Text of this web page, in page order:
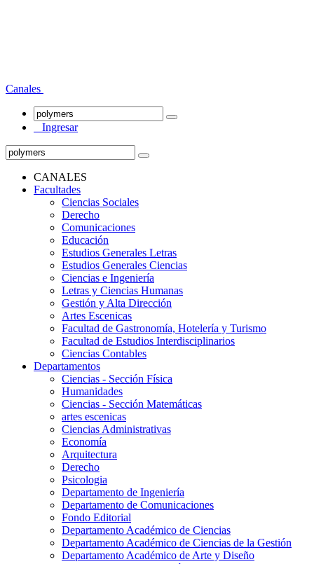
Canales
Ingresar
CANALES
Facultades
Ciencias Sociales
Derecho
Comunicaciones
Educación
Estudios Generales Letras
Estudios Generales Ciencias
Ciencias e Ingeniería
Letras y Ciencias Humanas
Gestión y Alta Dirección
Artes Escenicas
Facultad de Gastronomía, Hotelería y Turismo
Facultad de Estudios Interdisciplinarios
Ciencias Contables
Departamentos
Ciencias - Sección Física
Humanidades
Ciencias - Sección Matemáticas
artes escenicas
Ciencias Administrativas
Economía
Arquitectura
Derecho
Psicologia
Departamento de Ingeniería
Departamento de Comunicaciones
Fondo Editorial
Departamento Académico de Ciencias
Departamento Académico de Ciencias de la Gestión
Departamento Académico de Arte y Diseño